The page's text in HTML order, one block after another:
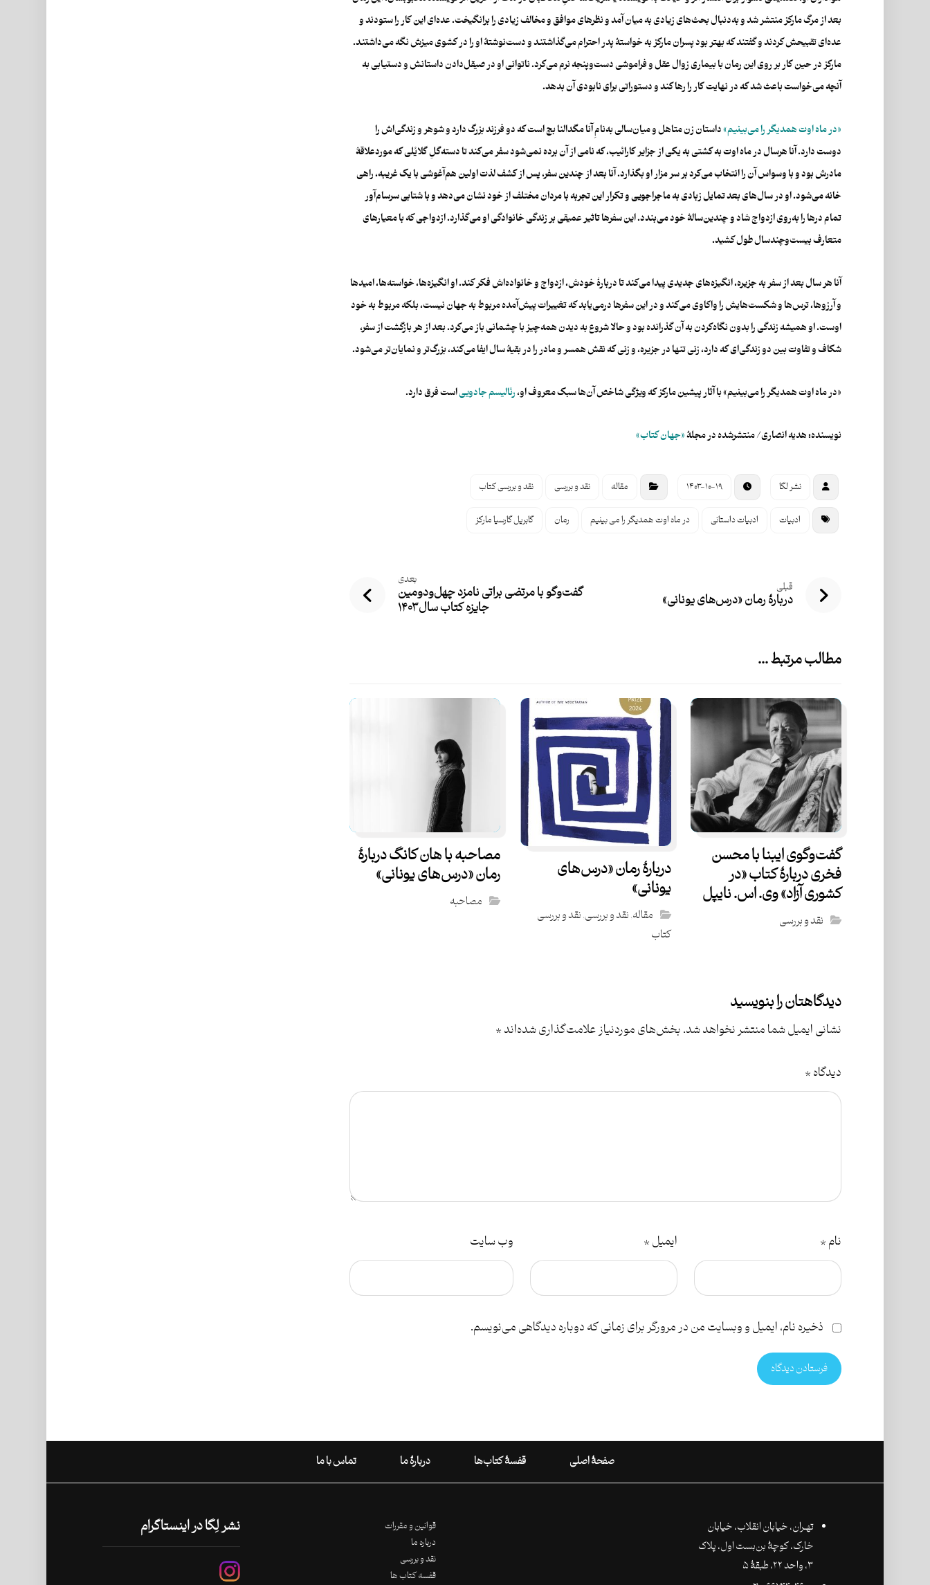
بعد از مرگ مارکز منتشر شد و به‌دنبال بحث‌های زیادی به میان آمد و نظرهای موافق و مخالف زیادی را برانگیخت. عده‌ای این کار را ستودند و
عده‌ای تقبیحش کردند و گفتند که بهتر بود پسران مارکز به خواستۀ پدر احترام می‌گذاشتند و دست‌نوشتۀ او را در کشوی میزش نگه می‌داشتند.
مارکز در حین کار بر روی این رمان با بیماری زوال عقل و فراموشی دست‌وپنجه نرم می‌کرد. ناتوانی او در صیقل‌دادن داستانش و دستیابی به
آنچه می‌خواست باعث شد که در نهایت کار را رها کند و دستوراتی برای نابودی آن بدهد.
«در ماه اوت همدیگر را می‌بینیم»داستان زن متاهل و میان‌سالی به‌نامِ آنا مگدالنا بچ است که دو فرزند بزرگ دارد و شوهر و زندگی‌اش را
دوست دارد. آنا هرسال در ماه اوت به کشتی به یکی از جزایر کارائیب، که نامی از آن برده نمی‌شود سفر می‌کند تا دسته‌گلِ گلایُلی که موردعلاقۀ
مادرش بود و با وسواس آن را انتخاب می‌کرد بر سر مزار او بگذارد. آنا بعد از چندین سفر،‌ پس از کشف لذت اولین هم‌آغوشی با یک غریبه، راهی
خانه می‌شود. او در سال‌های بعد تمایل زبادی به ماجراجویی و تکرار این تجربه با مردان مختلف از خود نشان می‌دهد و با شتابی سرسام‌آور
تمام درها را به‌روی ازدواج شاد و چندین‌سالۀ خود می‌بندد. این سفرها تاثیر عمیقی بر زندگی خانوادگی او می‌گذارد. ازدواجی که با معیارهای
متعارف بیست‌وچندسال طول کشید.
آنا هر سال بعد از سفر به جزیره،‌ انگیزه‌های جدیدی پیدا می‌کند تا دربارۀ خودش، ازدواج و خانواده‌اش فکر کند. او انگیزه‌ها، خواسته‌ها، امیدها
و آرزوها، ترس‌ها و شکست‌هایش را واکاوی می‌کند و در این سفرها درمی‌یابد که تغییرات پیش‌آمده مربوط به جهان نیست،‌ بلکه مربوط به خود
اوست. او همیشه زندگی را بدون نگاه‌کردن به آن گذرانده بود و حالا شروع به دیدن همه‌چیز با چشمانی باز می‌کرد. بعد از هر بازگشت از سفر،
شکاف و تفاوت بین دو زندگی‌ای که دارد،‌ زنی تنها در جزیره، و زنی که نقش همسر و مادر را در بقیۀ سال ایفا می‌کند، بزرگ‌تر و نمایان‌تر می‌شود.
«در ماه اوت همدیگر را می‌بینیم» با آثار پیشین مارکز که ویژگی شاخص آن‌ها سبک معروف او،رئالیسم جادوییاست فرق دارد.
نویسنده: هدیه انصاری/منتشرشده در مجلۀ«جهان کتاب»
نشر لگا ۱۴۰۳-۱۰-۱۹ مقاله نقد و بررسی نقد و بررسی کتاب
ادبیات ادبیات داستانی در ماه اوت همدیگر را می بینیم رمان گابریل گارسیا مارکز
قبلی
دربارۀ رمان «درس‌های یونانی»
بعدی
گفت‌وگو با مرتضی براتی نامزد چهل‌ودومین
جایزه کتاب سال ۱۴۰۳
مطالب مرتبط ...
گفت‌و‌گوی ایبنا با محسن
فخری دربارهٔ کتاب «در
کشوری آزاد» وی. اس. نایپل
نقد و بررسی
دربارۀ رمان «درس‌های
یونانی»
مقاله,نقد و بررسی,نقد و بررسی
کتاب
مصاحبه با هان کانگ دربارۀ
رمان «درس‌های یونانی»
مصاحبه
دیدگاهتان را بنویسید
نشانی ایمیل شما منتشر نخواهد شد.بخش‌های موردنیاز علامت‌گذاری شده‌اند*
دیدگاه*
نام* ایمیل* وب‌ سایت
ذخیره نام، ایمیل و وبسایت من در مرورگر برای زمانی که دوباره دیدگاهی می‌نویسم.
فرستادن دیدگاه
صفحۀ اصلی قفسۀ کتاب‌ها دربارۀ ما تماس با ما
تهـران،‌ خیابان انقلاب، خیابان
خارک، کوچۀ بن‌بست اول، پلاک
۳، واحد ۲۲، طبقۀ ۵
قوانین و مقررات
درباره ما
نقد و بررسی
قفسه کتاب ها
نشر لِگا در اینستاگرام